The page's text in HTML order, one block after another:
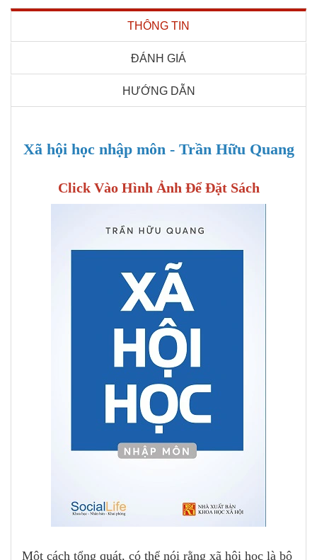
THÔNG TIN
ĐÁNH GIÁ
HƯỚNG DẪN
Xã hội học nhập môn - Trần Hữu Quang
Click Vào Hình Ảnh Để Đặt Sách
Một cách tổng quát, có thể nói rằng xã hội học là bộ